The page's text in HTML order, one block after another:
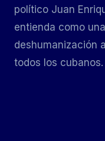
político Juan
entienda como
deshumanización
todos los cubanos.